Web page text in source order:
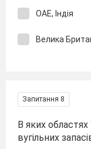
ОАЕ, Індія
Велика
Запитання 8
В яких
вугільних